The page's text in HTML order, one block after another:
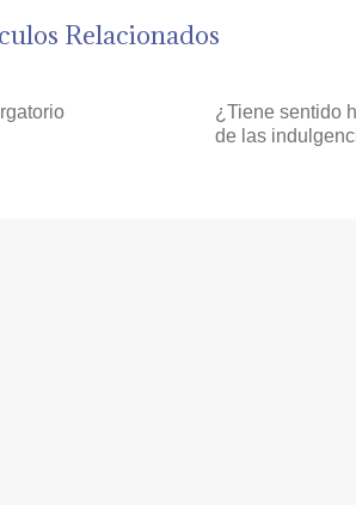
Relacionados
¿Tiene sentido
de las